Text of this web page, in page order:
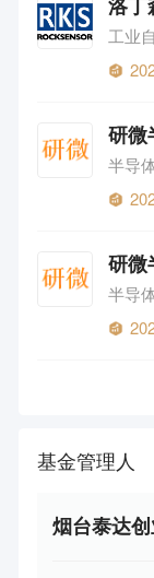
洛丁
工业
研微
半导
研微
半导
基金管理人
烟台泰达